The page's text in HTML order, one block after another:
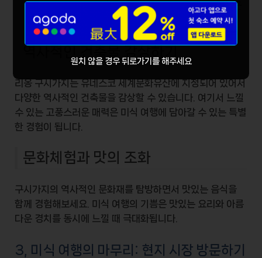
드시 방문해야 할 곳들입니다. 이들을 둘러본 후 근
처의 맛집으로 이동하면 좋습니다.
리옹 구시가지는 유네스코 세계문화유산에 지정되어 있어서
다양한 역사적인 건축물을 감상할 수 있습니다. 여기서 느낄
수 있는 고풍스러운 매력은 미식 여행에 담아갈 수 있는 특별
한 경험이 됩니다.
문화체험과 맛의 조화
구시가지의 역사적인 문화재를 탐방하면서 맛있는 음식을
함께 경험해보세요. 미식 여행의 기쁨은 맛있는 요리와 아름
다운 경치를 동시에 느낄 때 극대화됩니다.
3, 미식 여행의 마무리: 현지 시장 방문하기
원치 않을 경우 뒤로가기를 해주세요